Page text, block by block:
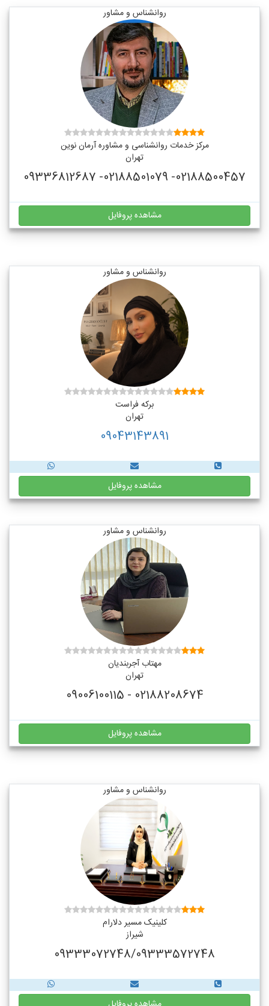
روانشناس و مشاور
مرکز خدمات روانشناسی و مشاوره آرمان نوین
تهران
02188500457- 02188501079- 09336812687
مشاهده پروفایل
روانشناس و مشاور
برکه فراست
تهران
09043143891
مشاهده پروفایل
روانشناس و مشاور
مهتاب آجربندیان
تهران
02188208674 - 09006100115
مشاهده پروفایل
روانشناس و مشاور
کلینیک مسیر دلارام
شیراز
09333072748/09333572748